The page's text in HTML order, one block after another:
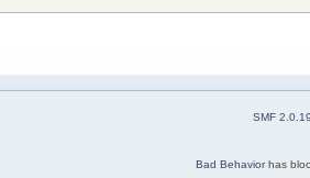
SMF
Bad Behaviorhas